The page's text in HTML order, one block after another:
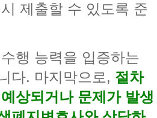
제출할 수 있도록 준
행 능력을 입증하는
다. 마지막으로, 절차
상되거나 문제가 발생